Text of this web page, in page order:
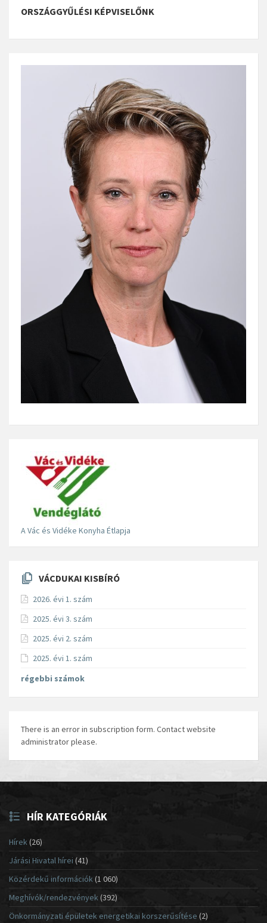
ORSZÁGGYŰLÉSI KÉPVISELŐNK
A Vác és Vidéke Konyha Étlapja
VÁCDUKAI KISBÍRÓ
2026. évi 1. szám
2025. évi 3. szám
2025. évi 2. szám
2025. évi 1. szám
régebbi számok
There is an error in subscription form. Contact website
administrator please.
HÍR KATEGÓRIÁK
Hírek(26)
Járási Hivatal hírei (41)
Közérdekű információk(1 060)
Meghívók/rendezvények (392)
Önkormányzati épületek energetikai korszerűsítése (2)